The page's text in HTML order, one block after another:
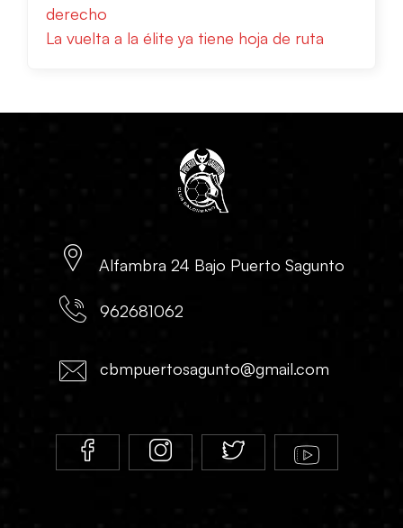
derecho
La vuelta a la élite ya tiene hoja de ruta
Alfambra 24 Bajo Puerto Sagunto
962681062
cbmpuertosagunto@gmail.com